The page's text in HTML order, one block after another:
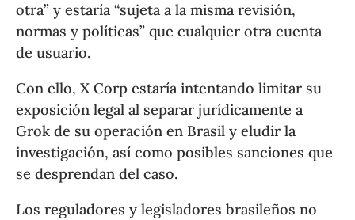
otra” y estaría “sujeta a la misma revisión,
normas y políticas” que cualquier otra cuenta
de usuario.
Con ello, X Corp estaría intentando limitar su
exposición legal al separar jurídicamente a
Grok de su operación en Brasil y eludir la
investigación, así como posibles sanciones que
se desprendan del caso.
Los reguladores y legisladores brasileños no